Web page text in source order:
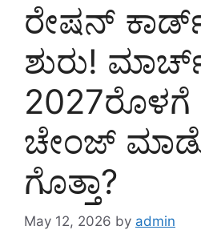
ರೇಷನ್
ಶುರು!
2027ರೊಳಗೆ
ಚೇಂಜ್
ಗೊತ್ತಾ?
May 12, 2026 by admin